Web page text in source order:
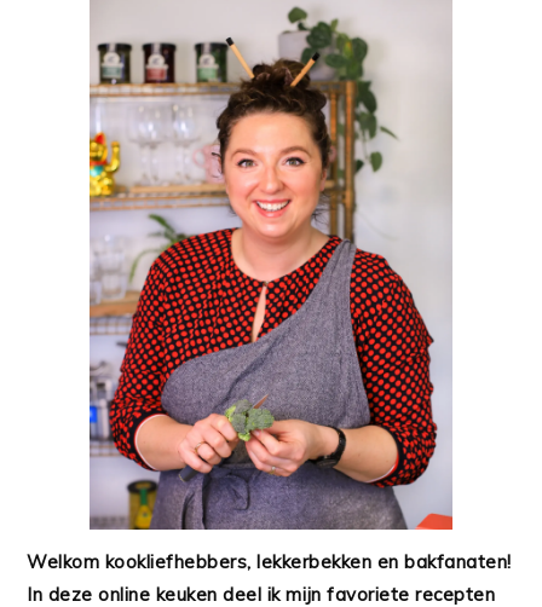
Welkom kookliefhebbers, lekkerbekken en bakfanaten!
In deze online keuken deel ik mijn favoriete recepten